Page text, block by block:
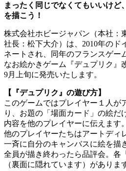
まったく同じでなくてもいいけど
を描こう！
株式会社ホビージャパン（本社：
社長：松下大介）は、2010年のド
ネートされ、同年のフランスゲー
なお絵かきゲーム『デュプリク』
9月上旬に発売いたします。
【『デュプリク』の遊び方】
このゲームではプレイヤー１人が
り、お題の「場面カード」の絵だ
内容を他のプレイヤーに伝えます。
他のプレイヤーたちはアートディ
一斉に自分のキャンバスに絵を描
全員が描き終わったら品評会。各
（裏面に隠れています）があり